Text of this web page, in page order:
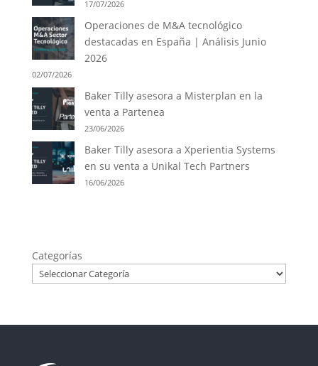
17/07/2026
Operaciones de M&A tecnológico
destacadas en España | Análisis Junio
2026
02/07/2026
Baker Tilly asesora a Misterplan en la
venta a Partenea
23/06/2026
Baker Tilly asesora a Xperientia Systems
en su venta a Unikal Tech Partners
16/06/2026
Categorías